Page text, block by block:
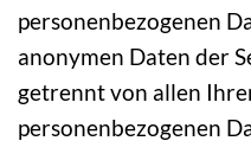
personenbezogenen
anonymen Daten der
getrennt von allen
personenbezogenen